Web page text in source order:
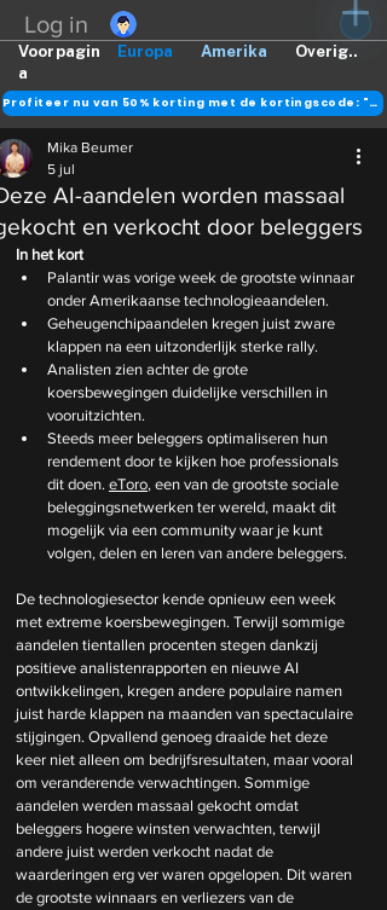
Log in
Europa Amerika Overig..
Voorpagin
a
Profiteer nu van 50% korting met de kortingscode: "DANK"
AI-aandelen worden massaal
en verkocht door beleggers
Mika Beumer
5 jul
In het kort
Palantir was vorige week de grootste winnaar
onder Amerikaanse technologieaandelen.
Geheugenchipaandelen kregen juist zware
klappen na een uitzonderlijk sterke rally.
Analisten zien achter de grote
koersbewegingen duidelijke verschillen in
vooruitzichten.
Steeds meer beleggers optimaliseren hun
rendement door te kijken hoe professionals
dit doen. eToro, een van de grootste sociale
beleggingsnetwerken ter wereld, maakt dit
mogelijk via een community waar je kunt
volgen, delen en leren van andere beleggers.
De technologiesector kende opnieuw een week
met extreme koersbewegingen. Terwijl sommige
aandelen tientallen procenten stegen dankzij
positieve analistenrapporten en nieuwe AI
ontwikkelingen, kregen andere populaire namen
juist harde klappen na maanden van spectaculaire
stijgingen. Opvallend genoeg draaide het deze
keer niet alleen om bedrijfsresultaten, maar vooral
om veranderende verwachtingen. Sommige
aandelen werden massaal gekocht omdat
beleggers hogere winsten verwachten, terwijl
andere juist werden verkocht nadat de
waarderingen erg ver waren opgelopen. Dit waren
de grootste winnaars en verliezers van de